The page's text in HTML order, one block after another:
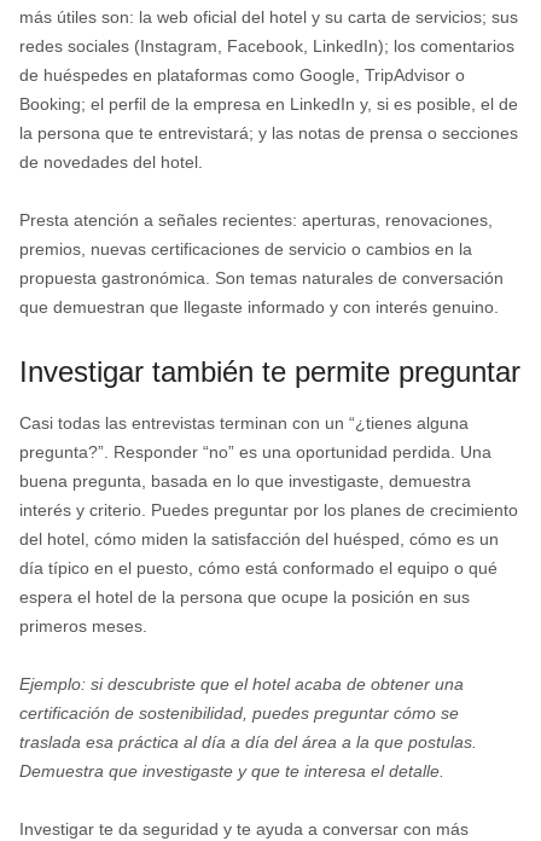
más útiles son: la web oficial del hotel y su carta de servicios; sus
redes sociales (Instagram, Facebook, LinkedIn); los comentarios
de huéspedes en plataformas como Google, TripAdvisor o
Booking; el perfil de la empresa en LinkedIn y, si es posible, el de
la persona que te entrevistará; y las notas de prensa o secciones
de novedades del hotel.
Presta atención a señales recientes: aperturas, renovaciones,
premios, nuevas certificaciones de servicio o cambios en la
propuesta gastronómica. Son temas naturales de conversación
que demuestran que llegaste informado y con interés genuino.
Investigar también te permite preguntar
Casi todas las entrevistas terminan con un “¿tienes alguna
pregunta?”. Responder “no” es una oportunidad perdida. Una
buena pregunta, basada en lo que investigaste, demuestra
interés y criterio. Puedes preguntar por los planes de crecimiento
del hotel, cómo miden la satisfacción del huésped, cómo es un
día típico en el puesto, cómo está conformado el equipo o qué
espera el hotel de la persona que ocupe la posición en sus
primeros meses.
Ejemplo: si descubriste que el hotel acaba de obtener una
certificación de sostenibilidad, puedes preguntar cómo se
traslada esa práctica al día a día del área a la que postulas.
Demuestra que investigaste y que te interesa el detalle.
Investigar te da seguridad y te ayuda a conversar con más